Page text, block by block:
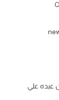
عبده علي